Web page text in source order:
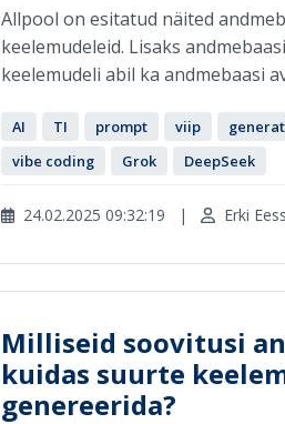
Allpool on esitatud näited
keelemudeleid. Lisaks
keelemudeli abil ka andmebaasi
AI TI prompt viip
vibe coding
Grok DeepSeek
24.02.2025 09:32:19 | Erki
Milliseid soovitusi
kuidas suurte
genereerida?